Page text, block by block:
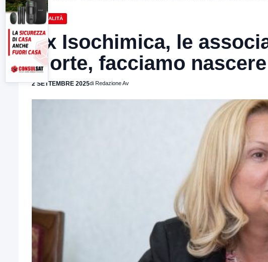
ATTUALITÀ
Ex Isochimica, le
morte, facciamo
2 SETTEMBRE 2025di Redazione Av